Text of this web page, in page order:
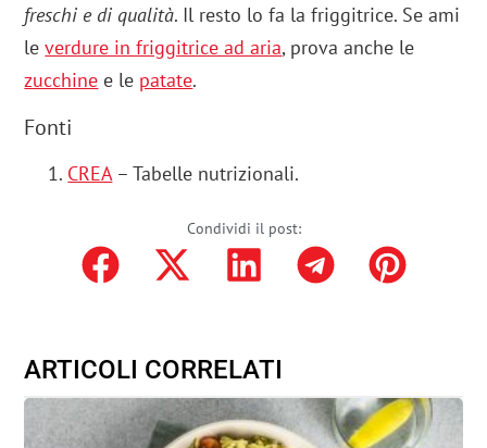
freschi e di qualità. Il resto lo fa la friggitrice. Se ami
leverdure in friggitrice ad aria, prova anche le
zucchine e le patate.
Fonti
CREA– Tabelle nutrizionali.
Condividi il post:
ARTICOLI CORRELATI